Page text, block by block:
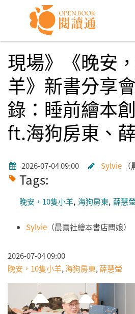
Skip to navigation
移至主內容
現場》《晚安
羊》新書分享
錄：睡前繪本
ft.海狗房東、
2026-07-04 09:00 Sylvie
Tags:
晚安，10隻小羊 海狗房東 薛慧瑩
Sylvie （晨熹社繪本書店闆娘）
2026-07-04 09:00
晚安，10隻小羊, 海狗房東,薛慧瑩